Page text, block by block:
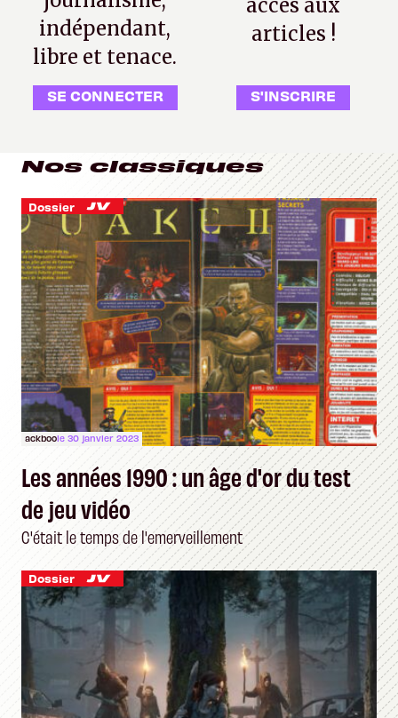
indépendant,
libre et tenace.
SE CONNECTER
articles !
S'INSCRIRE
Nos classiques
Dossier
ackboole 30 janvier 2023
Les années 1990 : un âge d'or du test
de jeu vidéo
C'était le temps de l'emerveillement
Dossier